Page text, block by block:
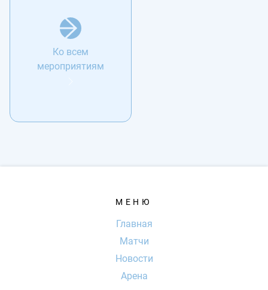
Ко всем
мероприятиям
МЕНЮ
Главная
Матчи
Новости
Арена